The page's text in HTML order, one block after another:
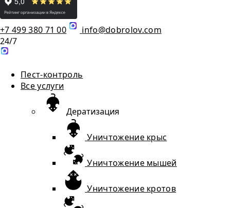
+7 499 380 71 00
info@dobrolov.com
24/7
Пест-контроль
Все услуги
Дератизация
Уничтожение крыс
Уничтожение мышей
Уничтожение кротов